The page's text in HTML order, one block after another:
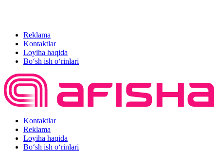
Reklama
Kontaktlar
Loyiha haqida
Bo‘sh ish o‘rinlari
Kontaktlar
Reklama
Loyiha haqida
Bo‘sh ish o‘rinlari